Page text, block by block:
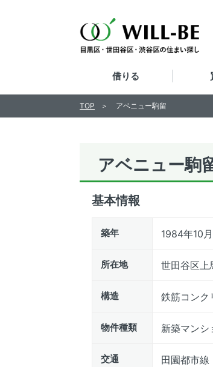
借りる
アベニュー駒
基本情報
築年 1984年10月
所在地 世田谷区上
構造 鉄筋コンク
物件種類 新築マンシ
交通 田園都市
TOP アベニュー駒留